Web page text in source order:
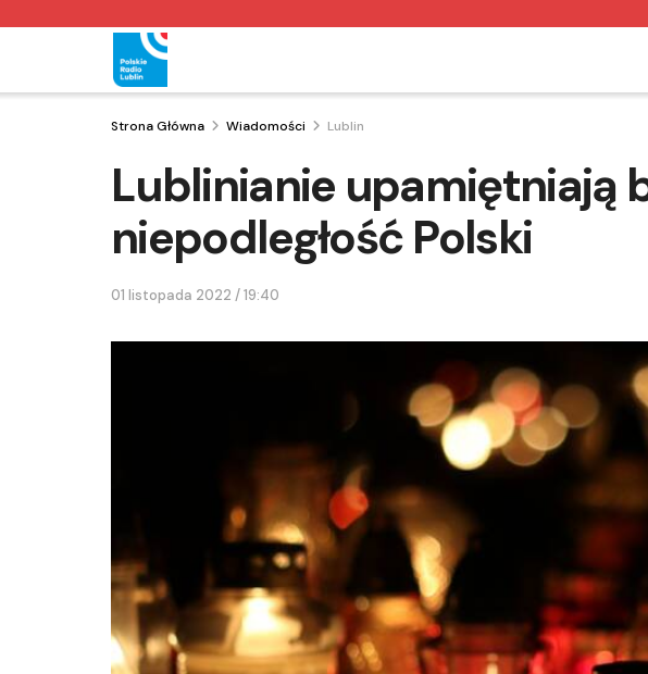
Strona Główna Wiadomości Lublin
Lublinianie upamiętniają
niepodległość Polski
01 listopada 2022 / 19:40